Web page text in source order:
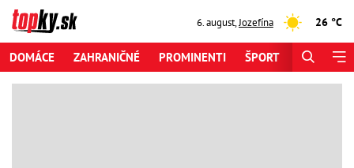
6. august,Jozefína 26 °C
DOMÁCE ZAHRANIČNÉ PROMINENTI ŠPORT